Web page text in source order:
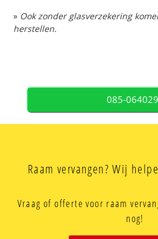
» Ook zonder glasverzekering
herstellen.
085-
Raam vervangen? Wij
Vraag of offerte voor raam
nog!